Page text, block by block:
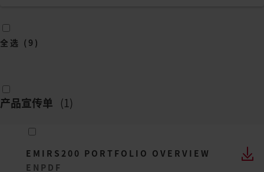
全选 ( 9 )
产品宣传单 (1)
EMIRS200 PORTFOLIO OVERVIEW
EN PDF